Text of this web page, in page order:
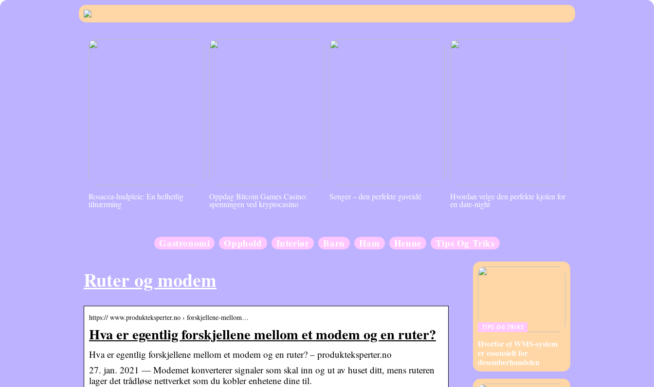
Rosacea-hudpleie: En helhetlig
tilnærming
Oppdag Bitcoin Games Casino:
spenningen ved kryptocasino
Senger – den perfekte gaveidé Hvordan velge den perfekte kjolen for
en date-night
Gastronomi Opphold Interiør Barn Ham Henne Tips Og Triks
Ruter og modem
https:// www.produkteksperter.no › forskjellene-mellom…
Hva er egentlig forskjellene mellom et modem og en ruter?
Hva er egentlig forskjellene mellom et modem og en ruter? – produkteksperter.no
27. jan. 2021 — Modemet konverterer signaler som skal inn og ut av huset ditt, mens ruteren
lager det trådløse nettverket som du kobler enhetene dine til.
TIPS OG TRIKS
Hvorfor et WMS-system
er essensielt for
desemberhandelen